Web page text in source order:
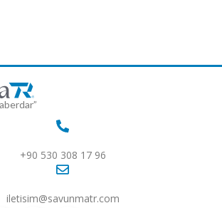
+90 530 308 17 96
iletisim@savunmatr.com